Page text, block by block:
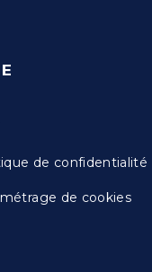
de confidentialité
de cookies